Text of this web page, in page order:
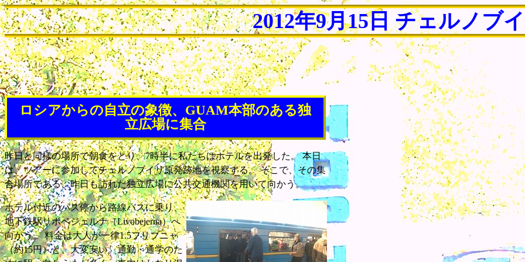
2012年9月15日 チェルノブ
ロシアからの自立の象徴、GUAM本部のある独
立広場に集合
昨日と同様の場所で朝食をとり、7時半に私たちはホテルを出発した。 本日
は、ツアーに参加してチェルノブイリ原発跡地を視察する。 そこで、その集
合場所である、昨日も訪れた独立広場に公共交通機関を用いて向かう。
ホテル付近のバス停から路線バスに乗り、
地下鉄駅リボベジェルナ（Livobejerna）へ
向かう。 料金は大人が一律1.5フリブニャ
（約15円）と、大変安い。通勤・通学のた